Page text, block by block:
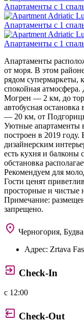
Апартаменты с 1
Апартаменты с 1
Апартаменты с 1
Апартаменты
от моря. В этом
рядом супермаркеты,
спокойная
Могрен — 2 км, до
автобусная
— 20 км, от
Уютные апартаменты
построен в 2019 году.
дизайнерским
есть кухня и
обстановка
Рекомендуем для
Гости ценят
просторные и чистые
Примечание:
запрещено.
Черногория, Будва
Адрес: Zrtava
Check-In
с 12:00
Check-Out